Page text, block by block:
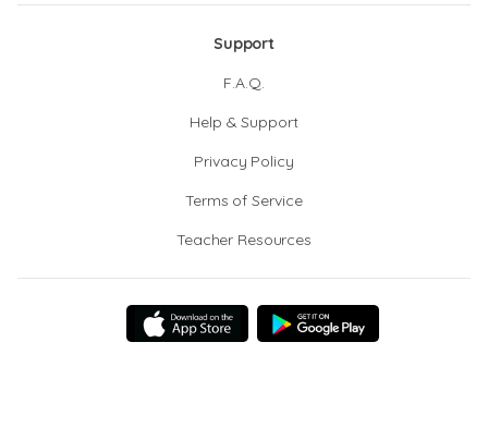
Support
F.A.Q.
Help & Support
Privacy Policy
Terms of Service
Teacher Resources